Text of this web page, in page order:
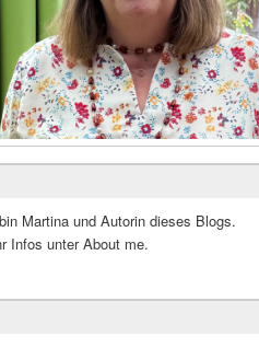
Martina und Autorin dieses Blogs.
Infos unter About me.